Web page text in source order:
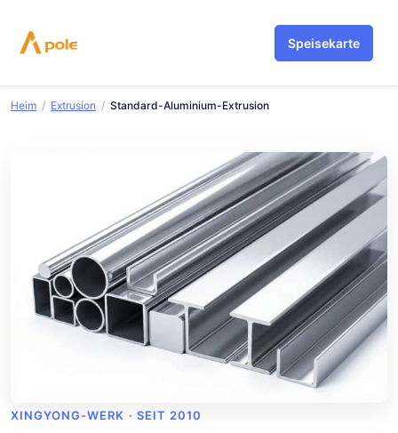
Inhalt
springen
Speisekarte
Heim / Extrusion / Standard-Aluminium-Extrusion
XINGYONG-WERK · SEIT 2010